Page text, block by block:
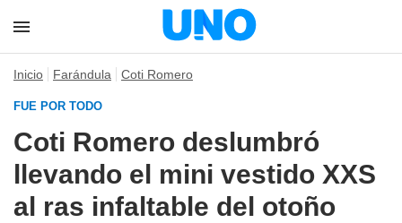
Inicio Farándula Coti Romero
FUE POR TODO
Coti Romero deslumbró
llevando el mini vestido XXS
al ras infaltable del otoño